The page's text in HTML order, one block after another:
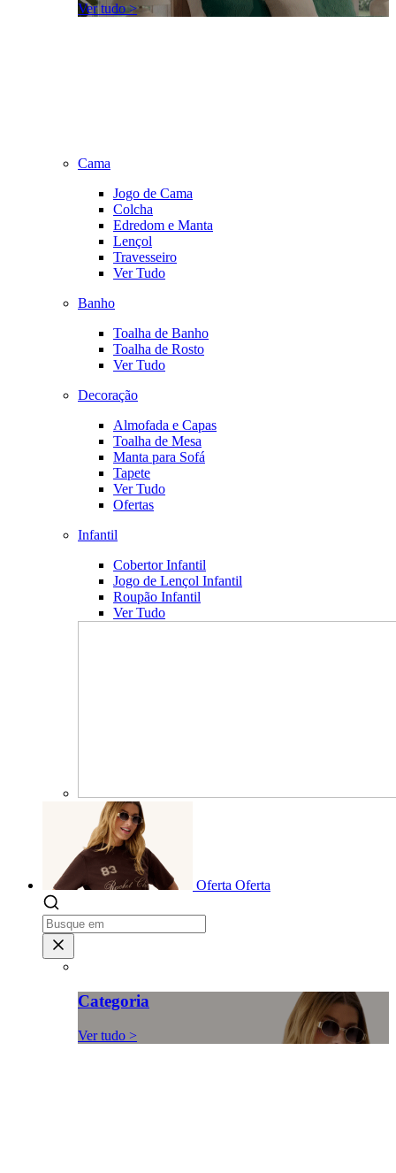
Ver tudo >
Cama
Jogo de Cama
Colcha
Edredom e Manta
Lençol
Travesseiro
Ver Tudo
Banho
Toalha de Banho
Toalha de Rosto
Ver Tudo
Decoração
Almofada e Capas
Toalha de Mesa
Manta para Sofá
Tapete
Ver Tudo
Ofertas
Infantil
Cobertor Infantil
Jogo de Lençol Infantil
Roupão Infantil
Ver Tudo
Oferta Oferta
Categoria
Ver tudo >